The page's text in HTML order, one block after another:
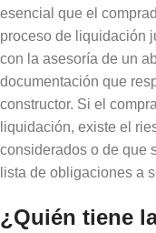
esencial que el
proceso de liquidación
con la asesoría de un
documentación que
constructor. Si el
liquidación, existe el
considerados o de que
lista de obligaciones a
¿Quién tiene